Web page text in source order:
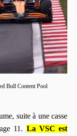
Bull Content Pool
suite à une casse
11. La VSC est